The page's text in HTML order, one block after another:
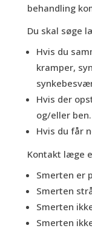
behandling
Du skal søge
Hvis du
kramper,
Hvis der
og/eller ben.
Hvis du får
Kontakt læge
Smerten er
Smerten
Smerten
Smerten